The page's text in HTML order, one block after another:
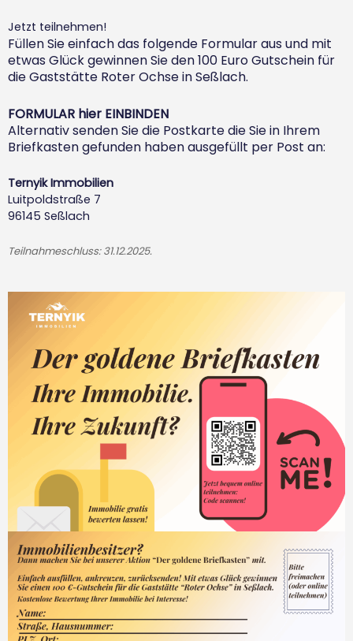
Jetzt teilnehmen!
Füllen Sie einfach das folgende Formular aus und mit
etwas Glück gewinnen Sie den 100 Euro Gutschein für
die Gaststätte Roter Ochse in Seßlach.
FORMULAR hier EINBINDEN
Alternativ senden Sie die Postkarte die Sie in Ihrem
Briefkasten gefunden haben ausgefüllt per Post an:
Ternyik Immobilien
Luitpoldstraße 7
96145 Seßlach
Teilnahmeschluss: 31.12.2025.